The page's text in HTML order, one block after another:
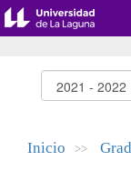
Inicio >>